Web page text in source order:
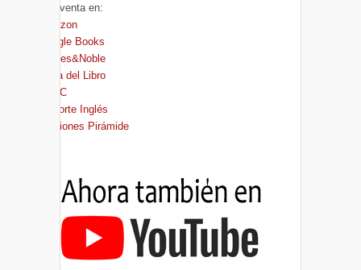
A la venta en:
Amazon
Google Books
Barnes&Noble
Casa del Libro
FNAC
El Corte Inglés
Ediciones Pirámide